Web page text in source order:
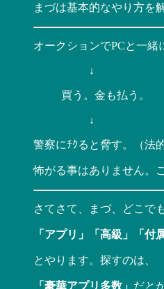
まづは基本的なやり方を
オークションでPCと一緒
↓
買う。金も払う。
↓
警察にﾁｸると脅す。（法
怖がる事はありません。
さてさて、まづ、どこで
「アプリ」「高級」「付
とやります。探すのは、
「豪華アプリ多数」 だと